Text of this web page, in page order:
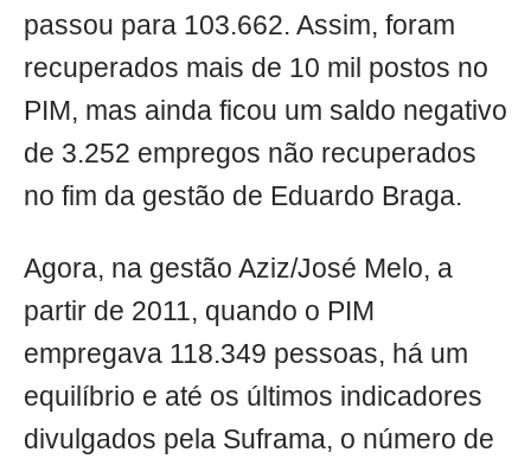
passou para 103.662. Assim, foram
recuperados mais de 10 mil postos no
PIM, mas ainda ficou um saldo negativo
de 3.252 empregos não recuperados
no fim da gestão de Eduardo Braga.
Agora, na gestão Aziz/José Melo, a
partir de 2011, quando o PIM
empregava 118.349 pessoas, há um
equilíbrio e até os últimos indicadores
divulgados pela Suframa, o número de